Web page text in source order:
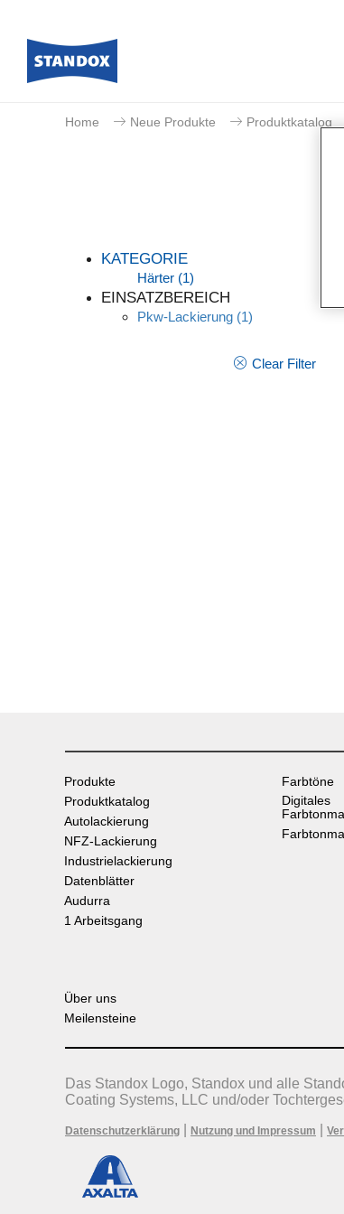
Home Neue Produkte Produktkatalog
KATEGORIE
Härter (1)
EINSATZBEREICH
Pkw-Lackierung (1)
Clear Filter
Produkte
Produktkatalog
Autolackierung
NFZ-Lackierung
Industrielackierung
Datenblätter
Audurra
1 Arbeitsgang
Farbtöne
Digitales
Über uns
Meilensteine
Das Standox Logo, Standox und alle
Coating Systems, LLC und/oder
Datenschutzerklärung Nutzung und Impressum